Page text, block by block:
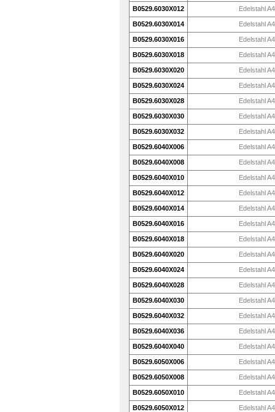
B0529.6030X012 Edelstahl A4
B0529.6030X014 Edelstahl A4
B0529.6030X016 Edelstahl A4
B0529.6030X018 Edelstahl A4
B0529.6030X020 Edelstahl A4
B0529.6030X024 Edelstahl A4
B0529.6030X028 Edelstahl A4
B0529.6030X030 Edelstahl A4
B0529.6030X032 Edelstahl A4
B0529.6040X006 Edelstahl A4
B0529.6040X008 Edelstahl A4
B0529.6040X010 Edelstahl A4
B0529.6040X012 Edelstahl A4
B0529.6040X014 Edelstahl A4
B0529.6040X016 Edelstahl A4
B0529.6040X018 Edelstahl A4
B0529.6040X020 Edelstahl A4
B0529.6040X024 Edelstahl A4
B0529.6040X028 Edelstahl A4
B0529.6040X030 Edelstahl A4
B0529.6040X032 Edelstahl A4
B0529.6040X036 Edelstahl A4
B0529.6040X040 Edelstahl A4
B0529.6050X006 Edelstahl A4
B0529.6050X008 Edelstahl A4
B0529.6050X010 Edelstahl A4
B0529.6050X012 Edelstahl A4